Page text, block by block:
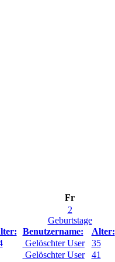
Fr
2
Geburtstage
Benutzername:
Alter:
Gelöschter User
35
Gelöschter User
41